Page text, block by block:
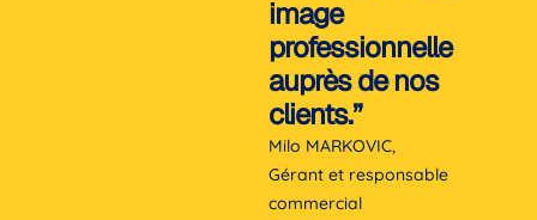
image
professionnelle
auprès de nos
clients.”
Milo MARKOVIC,
Gérant et responsable
commercial